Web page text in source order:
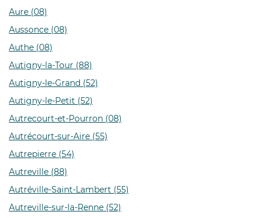
Aure (08)
Aussonce (08)
Authe (08)
Autigny-la-Tour (88)
Autigny-le-Grand (52)
Autigny-le-Petit (52)
Autrecourt-et-Pourron (08)
Autrécourt-sur-Aire (55)
Autrepierre (54)
Autreville (88)
Autréville-Saint-Lambert (55)
Autreville-sur-la-Renne (52)